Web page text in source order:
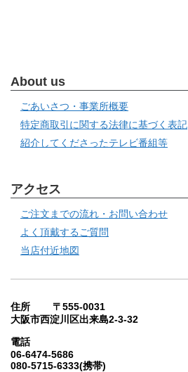
About us
ごあいさつ・事業所概要
特定商取引に関する法律に基づく表記
紹介してくださったテレビ番組等
アクセス
ご注文までの流れ・お問い合わせ
よく頂戴するご質問
当店付近地図
住所 〒555-0031
大阪市西淀川区出来島2-3-32
電話
06-6474-5686
080-5715-6333(携帯)